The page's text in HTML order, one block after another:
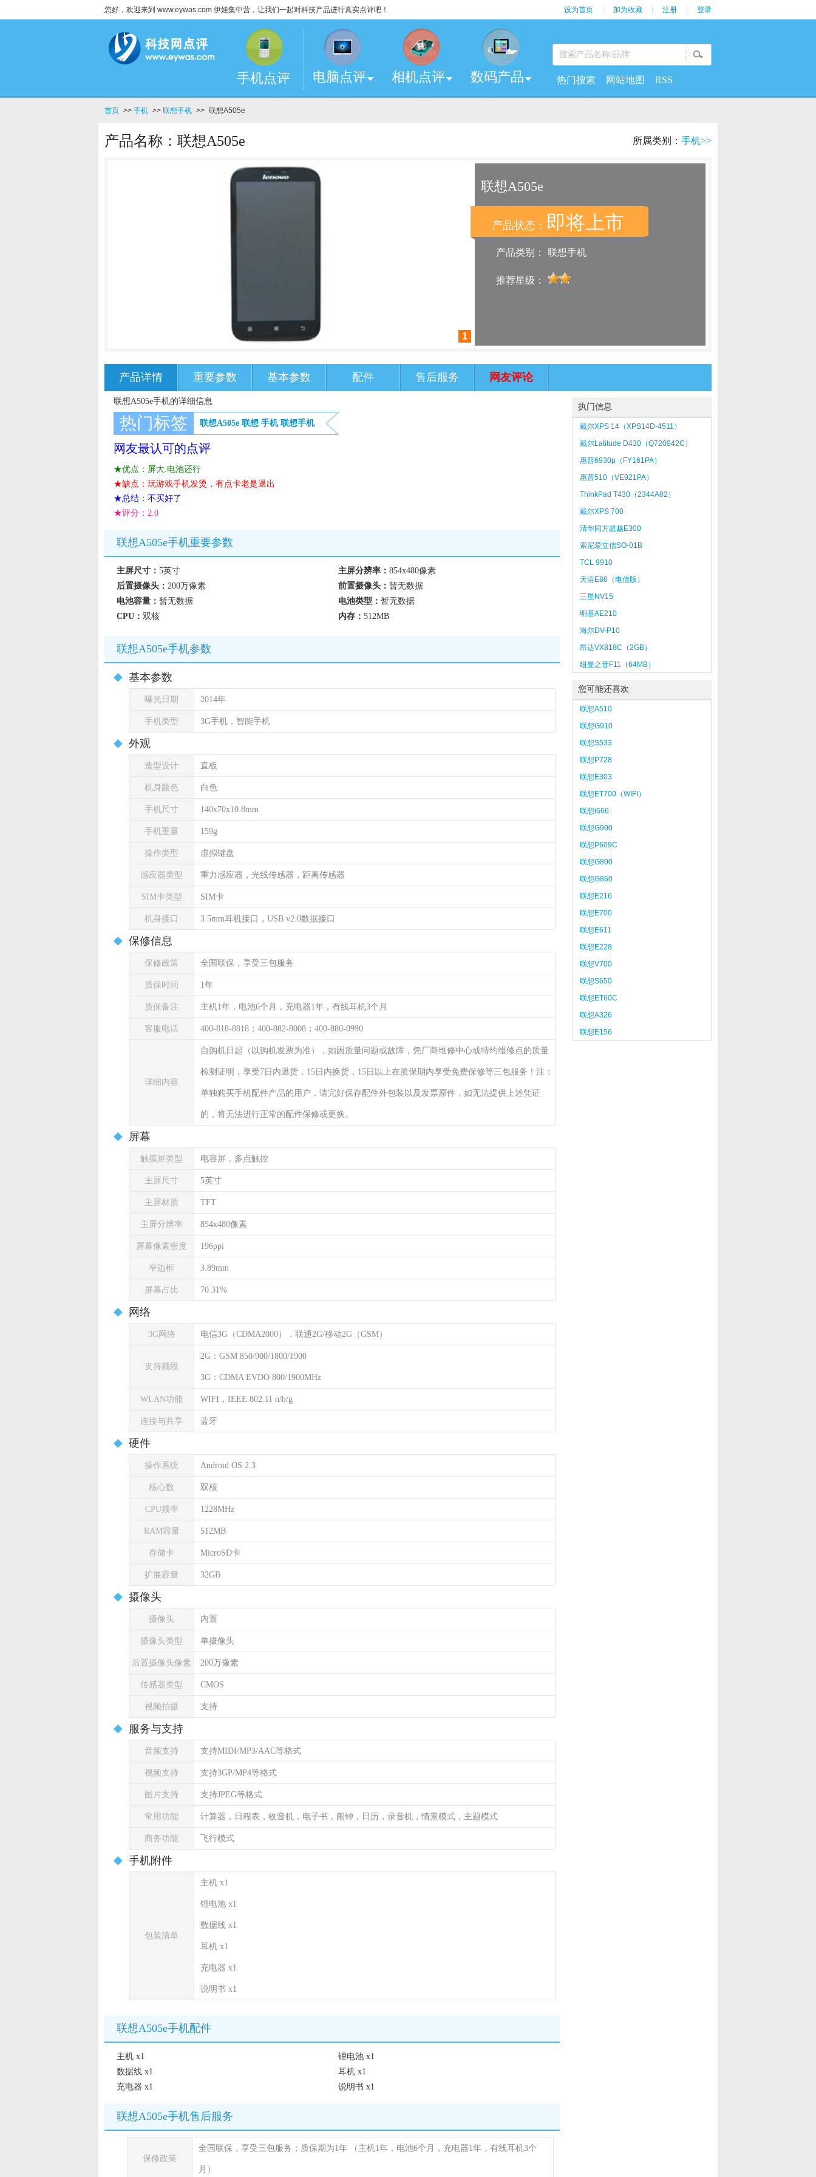
您好，欢迎来到 www.eywas.com 伊娃集中营，让我们一起对科技产品进行真实点评吧！ 设为首页 加为收藏 注册 登录
手机点评 电脑点评 相机点评 数码产品 热门搜索 网站地图 RSS
首页 >> 手机 >> 联想手机 >> 联想A505e
产品名称：联想A505e 所属类别： 手机>>
1
联想A505e
产品状态： 即将上市
产品类别： 联想手机
推荐星级：
产品详情 重要参数 基本参数 配件 售后服务 网友评论
联想A505e手机的详细信息
热门标签 联想A505e 联想 手机 联想手机
网友最认可的点评
★优点：屏大.电池还行
★缺点：玩游戏手机发烫，有点卡老是退出
★总结：不买好了
★评分： 2.0
联想A505e手机重要参数
主屏尺寸： 5英寸 主屏分辨率： 854x480像素
后置摄像头： 200万像素 前置摄像头： 暂无数据
电池容量： 暂无数据 电池类型： 暂无数据
CPU： 双核 内存： 512MB
联想A505e手机参数
基本参数
曝光日期 2014年
手机类型 3G手机，智能手机
外观
造型设计 直板
机身颜色 白色
手机尺寸 140x70x10.8mm
手机重量 159g
操作类型 虚拟键盘
感应器类型 重力感应器，光线传感器，距离传感器
SIM卡类型 SIM卡
机身接口 3.5mm耳机接口，USB v2.0数据接口
保修信息
保修政策 全国联保，享受三包服务
质保时间 1年
质保备注 主机1年，电池6个月，充电器1年，有线耳机3个月
客服电话 400-818-8818；400-882-8008；400-880-0990
详细内容
自购机日起（以购机发票为准），如因质量问题或故障，凭厂商维修中心或特约维修点的质量
检测证明，享受7日内退货，15日内换货，15日以上在质保期内享受免费保修等三包服务！注：
单独购买手机配件产品的用户，请完好保存配件外包装以及发票原件，如无法提供上述凭证
的，将无法进行正常的配件保修或更换。
屏幕
触摸屏类型 电容屏，多点触控
主屏尺寸 5英寸
主屏材质 TFT
主屏分辨率 854x480像素
屏幕像素密度 196ppi
窄边框 3.89mm
屏幕占比 70.31%
网络
3G网络 电信3G（CDMA2000），联通2G/移动2G（GSM）
支持频段
2G：GSM 850/900/1800/1900
3G：CDMA EVDO 800/1900MHz
WLAN功能 WIFI，IEEE 802.11 n/b/g
连接与共享 蓝牙
硬件
操作系统 Android OS 2.3
核心数 双核
CPU频率 1228MHz
RAM容量 512MB
存储卡 MicroSD卡
扩展容量 32GB
摄像头
摄像头 内置
摄像头类型 单摄像头
后置摄像头像素 200万像素
传感器类型 CMOS
视频拍摄 支持
服务与支持
音频支持 支持MIDI/MP3/AAC等格式
视频支持 支持3GP/MP4等格式
图片支持 支持JPEG等格式
常用功能 计算器，日程表，收音机，电子书，闹钟，日历，录音机，情景模式，主题模式
商务功能 飞行模式
手机附件
包装清单
主机 x1
锂电池 x1
数据线 x1
耳机 x1
充电器 x1
说明书 x1
联想A505e手机配件
主机 x1
锂电池 x1
数据线 x1
耳机 x1
充电器 x1
说明书 x1
联想A505e手机售后服务
保修政策
全国联保，享受三包服务；质保期为1年 （主机1年，电池6个月，充电器1年，有线耳机3个
月）
执门信息
戴尔XPS 14（XPS14D-4511）
戴尔Latitude D430（Q720942C）
惠普6930p（FY161PA）
惠普510（VE921PA）
ThinkPad T430（2344A82）
戴尔XPS 700
清华同方超越E300
索尼爱立信SO-01B
TCL 9910
天语E88（电信版）
三星NV15
明基AE210
海尔DV-P10
昂达VX818C（2GB）
纽曼之音F11（64MB）
您可能还喜欢
联想A510
联想G910
联想S533
联想P728
联想E303
联想ET700（WIFI）
联想i666
联想G900
联想P609C
联想G800
联想G860
联想E216
联想E700
联想E611
联想E228
联想V700
联想S650
联想ET60C
联想A326
联想E156